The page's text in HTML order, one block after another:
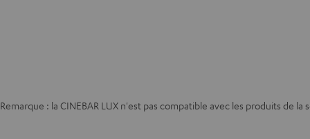
Remarque : la CINEBAR LUX n'est pas compatible avec les produits de